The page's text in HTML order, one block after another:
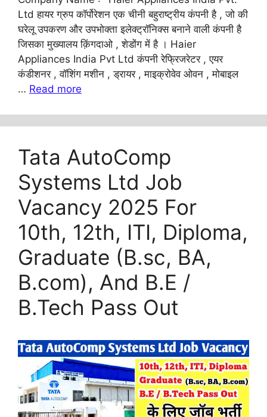
Ltd हायर ग्रुप कॉर्पोरेशन एक चीनी बहुराष्ट्रीय कंपनी है , जो की
घरेलू उपकरण और उपभोक्ता इलेक्ट्रॉनिक्स बनाने वाली कंपनी है
जिसका मुख्यालय क़िंगदाओ , शेडोंग में है । Haier
Appliances India Pvt Ltd कंपनी रेफ्रिजरेटर , एयर
कंडीशनर , वॉशिंग मशीन , ड्रायर , माइक्रोवेव ओवन , मोबाइल
… Read more
Tata AutoComp
Systems Ltd Job
Vacancy 2025 For
10th, 12th, ITI, Diploma,
Graduate (B.sc, BA,
B.com), And B.E /
B.Tech Pass Out